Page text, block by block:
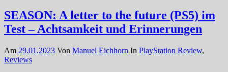
SEASON: A letter to the future (PS5) im
Test – Achtsamkeit und Erinnerungen
Am 29.01.2023 Von Manuel Eichhorn In PlayStation Review,
Reviews